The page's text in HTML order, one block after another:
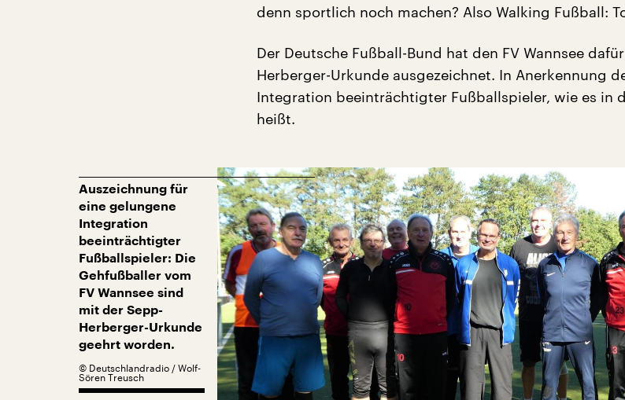
denn sportlich noch machen? Also Walking Fußball:
Der Deutsche Fußball-Bund hat den FV Wannsee
Herberger-Urkunde ausgezeichnet. In Anerkennung
Integration beeinträchtigter Fußballspieler, wie es in
heißt.
Auszeichnung für
eine gelungene
Integration
beeinträchtigter
Fußballspieler: Die
Gehfußballer vom
FV Wannsee sind
mit der Sepp-
Herberger-Urkunde
geehrt worden.
© Deutschlandradio / Wolf-
Sören Treusch